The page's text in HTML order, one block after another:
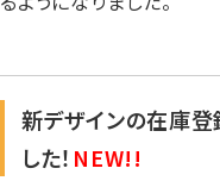
新デザインの在庫登
した！ NEW!!